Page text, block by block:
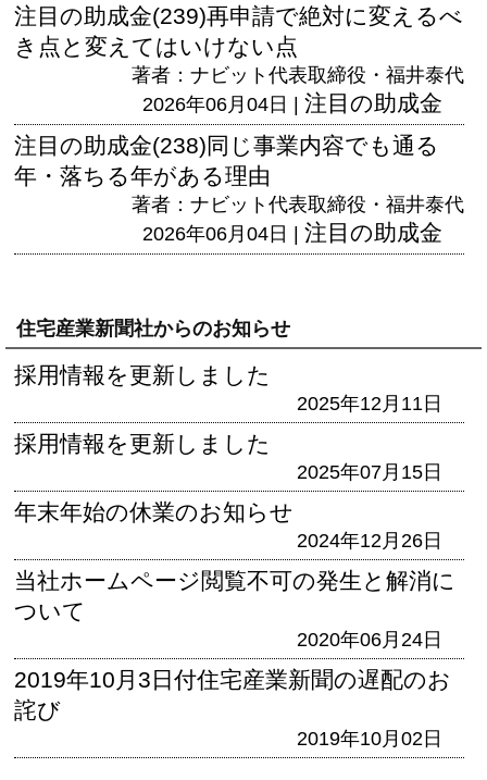
注目の助成金(239)再申請で絶対に変えるべ
き点と変えてはいけない点
著者：ナビット代表取締役・福井泰代
2026年06月04日 | 注目の助成金
注目の助成金(238)同じ事業内容でも通る
年・落ちる年がある理由
著者：ナビット代表取締役・福井泰代
2026年06月04日 | 注目の助成金
住宅産業新聞社からのお知らせ
採用情報を更新しました
2025年12月11日
採用情報を更新しました
2025年07月15日
年末年始の休業のお知らせ
2024年12月26日
当社ホームページ閲覧不可の発生と解消に
ついて
2020年06月24日
2019年10月3日付住宅産業新聞の遅配のお
詫び
2019年10月02日